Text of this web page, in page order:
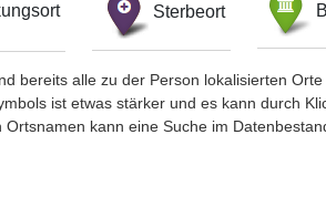
Sterbeort
bereits alle zu der Person lokalisierten
ist etwas stärker und es kann durch
kann eine Suche im